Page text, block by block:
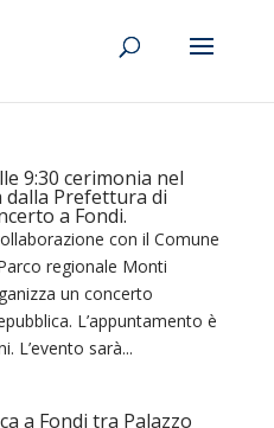
9:30 cerimonia nel
Prefettura di
a Fondi.
con il Comune
regionale Monti
un concerto
L’appuntamento è
L’evento sarà...
a Fondi tra Palazzo